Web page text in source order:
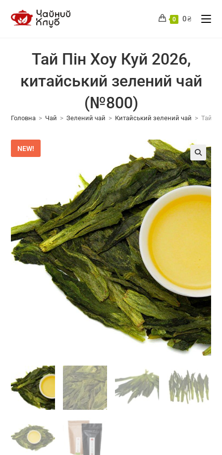
0 0₴
Тай Пін Хоу Куй 2026,
китайський зелений чай
(№800)
Головна > Чай > Зелений чай > Китайський зелений чай > Тай
🔍
NEW!